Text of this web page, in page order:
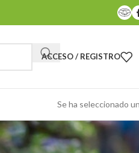
ACCESO / REGISTRO
Se ha seleccionado